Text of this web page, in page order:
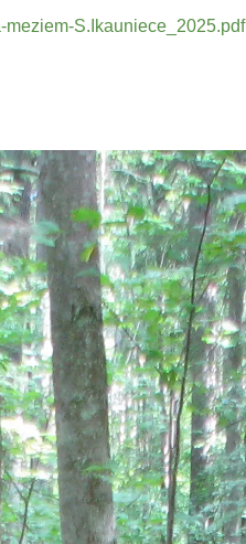
S.Ikauniece_2025.pdf